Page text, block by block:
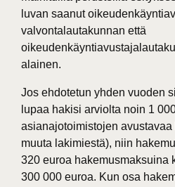
luvan saanut
valvontalautakunnan että
alainen.
Jos ehdotetun yhden vuoden
lupaa hakisi arviolta noin 1
asianajotoimistojen
muuta lakimiestä), niin
320 euroa hakemusmaksuina
300 000 euroa. Kun osa